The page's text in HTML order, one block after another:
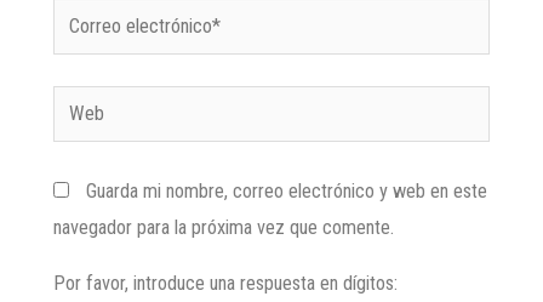
Guarda mi nombre, correo electrónico y web en este
navegador para la próxima vez que comente.
Por favor, introduce una respuesta en dígitos: